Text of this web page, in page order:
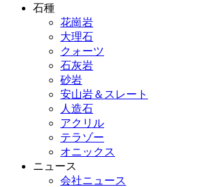
石種
花崗岩
大理石
クォーツ
石灰岩
砂岩
安山岩＆スレート
人造石
アクリル
テラゾー
オニックス
ニュース
会社ニュース